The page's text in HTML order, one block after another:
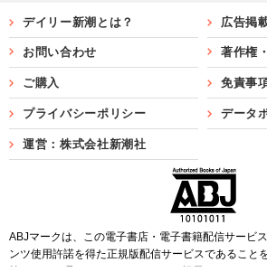
デイリー新潮とは？ 広告掲
お問い合わせ 著作権
ご購入 免責事
プライバシーポリシー データ
運営：株式会社新潮社
ABJマークは、この電子書店・電子書籍配信サービ
ンツ使用許諾を得た正規版配信サービスであること